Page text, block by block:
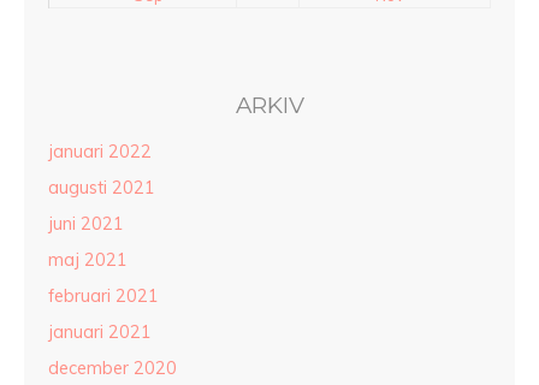
ARKIV
januari 2022
augusti 2021
juni 2021
maj 2021
februari 2021
januari 2021
december 2020